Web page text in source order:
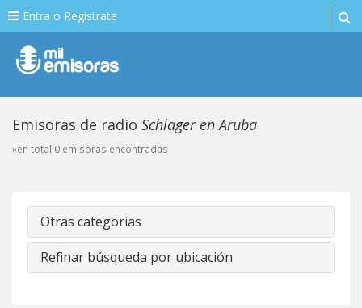
Entra o Registrate
Emisoras de radio Schlager en Aruba
»en total 0 emisoras encontradas
Otras categorias
Refinar búsqueda por ubicación